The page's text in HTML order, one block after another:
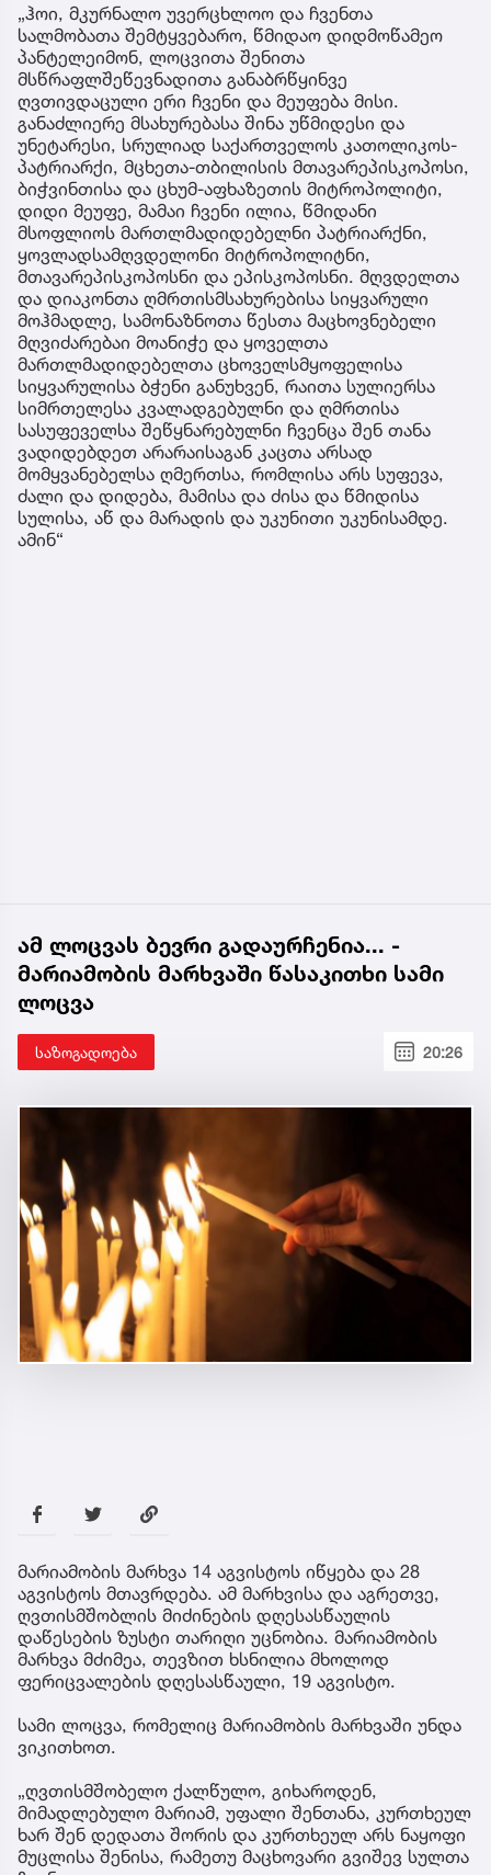
„ჰოი, მკურნალო უვერცხლოო და ჩვენთა
სალმობათა შემტყვებარო, წმიდაო დიდმოწამეო
პანტელეიმონ, ლოცვითა შენითა
მსწრაფლშეწევნადითა განაბრწყინვე
ღვთივდაცული ერი ჩვენი და მეუფება მისი.
განაძლიერე მსახურებასა შინა უწმიდესი და
უნეტარესი, სრულიად საქართველოს კათოლიკოს-
პატრიარქი, მცხეთა-თბილისის მთავარეპისკოპოსი,
ბიჭვინთისა და ცხუმ-აფხაზეთის მიტროპოლიტი,
დიდი მეუფე, მამაი ჩვენი ილია, წმიდანი
მსოფლიოს მართლმადიდებელნი პატრიარქნი,
ყოვლადსამღვდელონი მიტროპოლიტნი,
მთავარეპისკოპოსნი და ეპისკოპოსნი. მღვდელთა
და დიაკონთა ღმრთისმსახურებისა სიყვარული
მოჰმადლე, სამონაზნოთა წესთა მაცხოვნებელი
მღვიძარებაი მოანიჭე და ყოველთა
მართლმადიდებელთა ცხოველსმყოფელისა
სიყვარულისა ბჭენი განუხვენ, რაითა სულიერსა
სიმრთელესა კვალადგებულნი და ღმრთისა
სასუფეველსა შეწყნარებულნი ჩვენცა შენ თანა
ვადიდებდეთ არარაისაგან კაცთა არსად
მომყვანებელსა ღმერთსა, რომლისა არს სუფევა,
ძალი და დიდება, მამისა და ძისა და წმიდისა
სულისა, აწ და მარადის და უკუნითი უკუნისამდე.
ამინ“
ამ ლოცვას ბევრი გადაურჩენია... -
მარიამობის მარხვაში წასაკითხი სამი
ლოცვა
საზოგადოება 20:26
მარიამობის მარხვა 14 აგვისტოს იწყება და 28
აგვისტოს მთავრდება. ამ მარხვისა და აგრეთვე,
ღვთისმშობლის მიძინების დღესასწაულის
დაწესების ზუსტი თარიღი უცნობია. მარიამობის
მარხვა მძიმეა, თევზით ხსნილია მხოლოდ
ფერიცვალების დღესასწაული, 19 აგვისტო.
სამი ლოცვა, რომელიც მარიამობის მარხვაში უნდა
ვიკითხოთ.
„ღვთისმშობელო ქალწულო, გიხაროდენ,
მიმადლებულო მარიამ, უფალი შენთანა, კურთხეულ
ხარ შენ დედათა შორის და კურთხეულ არს ნაყოფი
მუცლისა შენისა, რამეთუ მაცხოვარი გვიშევ სულთა